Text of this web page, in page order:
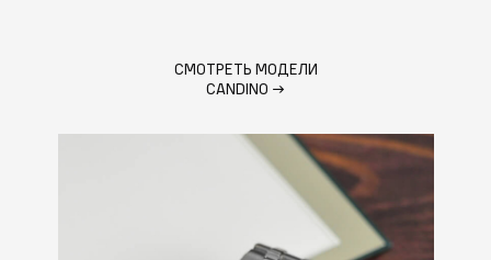
СМОТРЕТЬ МОДЕЛИ
CANDINO →